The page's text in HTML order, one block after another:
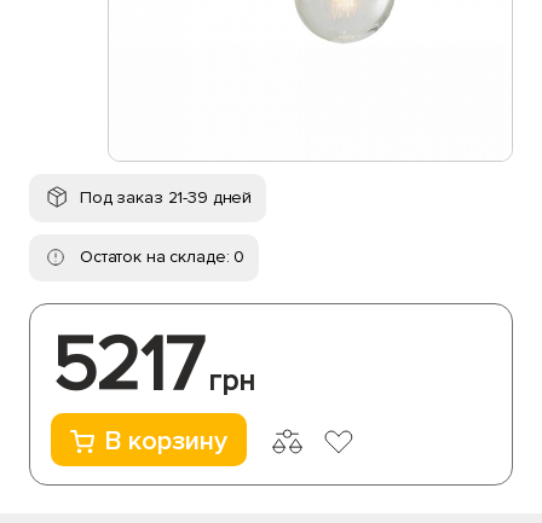
Под заказ 21-39 дней
Остаток на складе: 0
5217грн
В корзину